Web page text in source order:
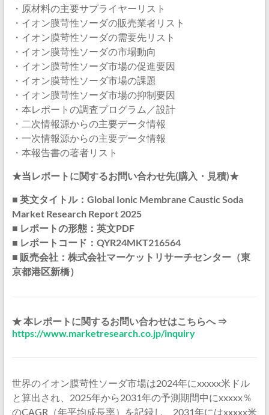
・原材料の主要サプライヤーリスト
・イオン膜苛性ソーダの販売業者リスト
・イオン膜苛性ソーダの需要先リスト
・イオン膜苛性ソーダの市場動向
・イオン膜苛性ソーダ市場の促進要因
・イオン膜苛性ソーダ市場の課題
・イオン膜苛性ソーダ市場の抑制要因
・本レポートの調査プログラム／設計
・二次情報源からの主要データ情報
・一次情報源からの主要データ情報
・本報告書の著者リスト
★当レポートに関するお問い合わせ先(購入・見積)★
■ 英文タイトル：Global Ionic Membrane Caustic Soda
Market Research Report 2025
■ レポートの形態：英文PDF
■ レポートコード：QYR24MKT216564
■ 販売会社：株式会社マーケットリサーチセンター（東
京都港区新橋）
★ 本レポートに関するお問い合わせはこちらへ ⇒
https://www.marketresearch.co.jp/inquiry
世界のイオン膜苛性ソーダ市場は2024年にxxxxx米ドル
と算出され、2025年から2031年の予測期間中にxxxxx％
のCAGR（年平均成長率）を記録し、2031年にはxxxxx米